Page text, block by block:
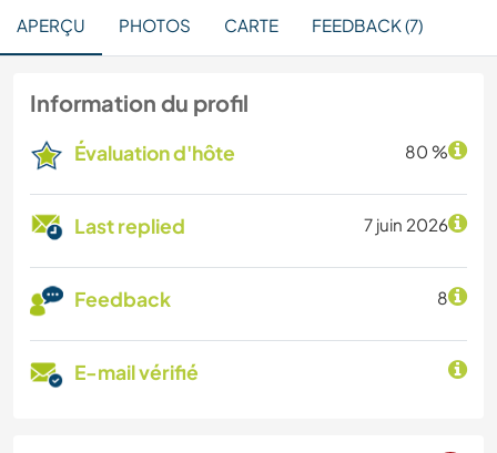
APERÇU PHOTOS CARTE FEEDBACK (7)
Information du profil
Évaluation d'hôte 80 %
Last replied 7 juin 2026
Feedback 8
E-mail vérifié